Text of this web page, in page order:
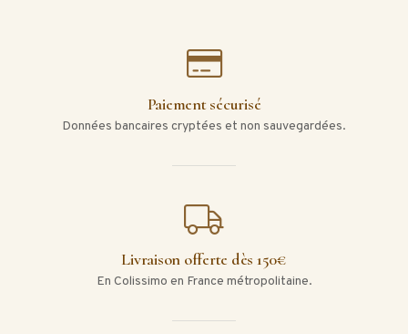
Paiement sécurisé
Données bancaires cryptées et non sauvegardées.
Livraison offerte dès 150€
En Colissimo en France métropolitaine.